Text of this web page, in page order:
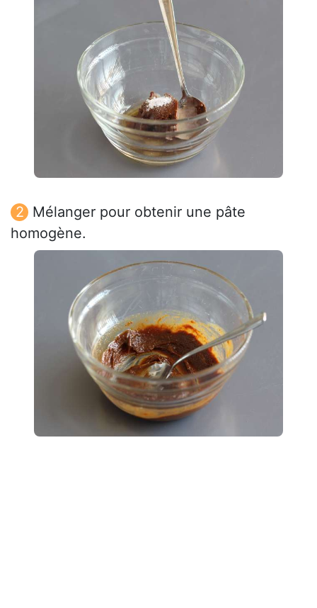
Mélanger pour obtenir une pâte
homogène.